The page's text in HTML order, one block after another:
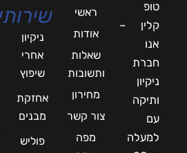
טופ
קלין –
אנו
חברת
ניקיון
ותיקה
עם
למעלה
ראשי
אודות
שאלות
ותשובות
מחירון
צור קשר
מפה
ניקיון
אחרי
שיפוץ
אחזקת
מבנים
פוליש